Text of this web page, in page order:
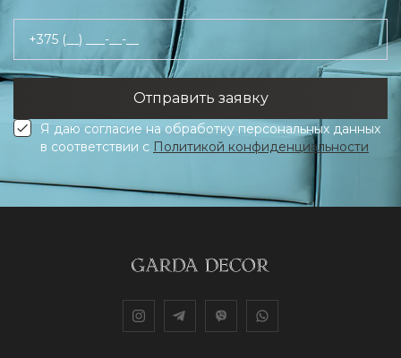
+375 (__) ___-__-__
Я даю согласие на обработку персональных данных
в соответствии с Политикой конфиденциальности